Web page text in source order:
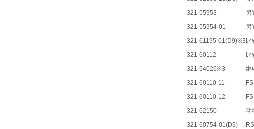
321-55953
另
321-55954-01
另
321-61195-01(D9)※3 比
321-60112
比
321-54026※3
继
321-60110-11
321-60110-12
321-62150
动
321-60754-01(D9)